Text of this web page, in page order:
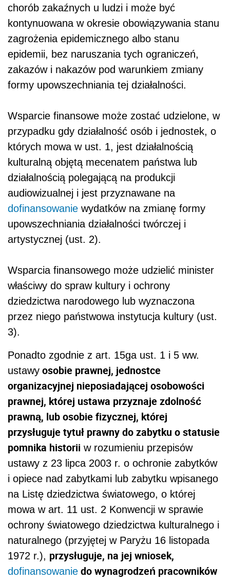
chorób zakaźnych u ludzi i może być
kontynuowana w okresie obowiązywania stanu
zagrożenia epidemicznego albo stanu
epidemii, bez naruszania tych ograniczeń,
zakazów i nakazów pod warunkiem zmiany
formy upowszechniania tej działalności.
Wsparcie finansowe może zostać udzielone, w
przypadku gdy działalność osób i jednostek, o
których mowa w ust. 1, jest działalnością
kulturalną objętą mecenatem państwa lub
działalnością polegającą na produkcji
audiowizualnej i jest przyznawane na
dofinansowanie wydatków na zmianę formy
upowszechniania działalności twórczej i
artystycznej (ust. 2).
Wsparcia finansowego może udzielić minister
właściwy do spraw kultury i ochrony
dziedzictwa narodowego lub wyznaczona
przez niego państwowa instytucja kultury (ust.
3).
Ponadto zgodnie z art. 15ga ust. 1 i 5 ww.
ustawy osobie prawnej, jednostce
organizacyjnej nieposiadającej osobowości
prawnej, której ustawa przyznaje zdolność
prawną, lub osobie fizycznej, której
przysługuje tytuł prawny do zabytku o statusie
pomnika historii w rozumieniu przepisów
ustawy z 23 lipca 2003 r. o ochronie zabytków
i opiece nad zabytkami lub zabytku wpisanego
na Listę dziedzictwa światowego, o której
mowa w art. 11 ust. 2 Konwencji w sprawie
ochrony światowego dziedzictwa kulturalnego i
naturalnego (przyjętej w Paryżu 16 listopada
1972 r.), przysługuje, na jej wniosek,
dofinansowanie do wynagrodzeń pracowników